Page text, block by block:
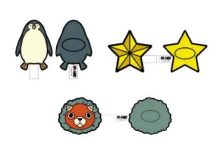
(不開放使用，請勿選取）
每筆NT$9,999
7-11取貨付款
每筆NT$65，滿NT$1,300(含以上)免運費
每筆NT$65，滿NT$1,300(含以上)免運費
宅配-木棉花樂園專用